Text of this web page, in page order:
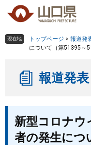
の
ー
組織で探す
くらし・環境
検索の仕方 組織で探す
現在地 トップページ > 報道発
について（第51395～
報道発表
新型コロナウ
者の発生につ